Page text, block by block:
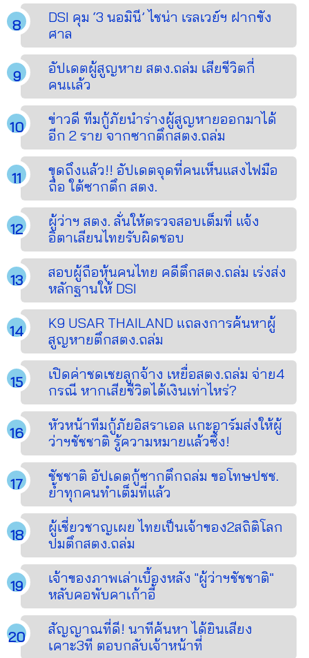
DSI คุม ‘3 นอมินี’ ไชน่า เรลเวย์ฯ ฝากขัง
ศาล
อัปเดตผู้สูญหาย สตง.ถล่ม เสียชีวิตกี่
คนเเล้ว
ข่าวดี ทีมกู้ภัยนำร่างผู้สูญหายออกมาได้
อีก 2 ราย จากซากตึกสตง.ถล่ม
ขุดถึงแล้ว!! อัปเดตจุดที่คนเห็นแสงไฟมือ
ถือ ใต้ซากตึก สตง.
ผู้ว่าฯ สตง. ลั่นให้ตรวจสอบเต็มที่ แจ้ง
อิตาเลียนไทยรับผิดชอบ
สอบผู้ถือหุ้นคนไทย คดีตึกสตง.ถล่ม เร่งส่ง
หลักฐานให้ DSI
K9 USAR THAILAND แถลงการค้นหาผู้
สูญหายตึกสตง.ถล่ม
เปิดค่าชดเชยลูกจ้าง เหยื่อสตง.ถล่ม จ่าย4
กรณี หากเสียชีวิตได้เงินเท่าไหร่?
หัวหน้าทีมกู้ภัยอิสราเอล แกะอาร์มส่งให้ผู้
ว่าฯชัชชาติ รู้ความหมายแล้วซึ้ง!
ชัชชาติ อัปเดตกู้ซากตึกถล่ม ขอโทษปชช.
ย้ำทุกคนทำเต็มที่แล้ว
ผู้เชี่ยวชาญเผย ไทยเป็นเจ้าของ2สถิติโลก
ปมตึกสตง.ถล่ม
เจ้าของภาพเล่าเบื้องหลัง "ผู้ว่าฯชัชชาติ"
หลับคอพับคาเก้าอี้
สัญญาณที่ดี! นาทีค้นหา ได้ยินเสียง
เคาะ3ที ตอบกลับเจ้าหน้าที่